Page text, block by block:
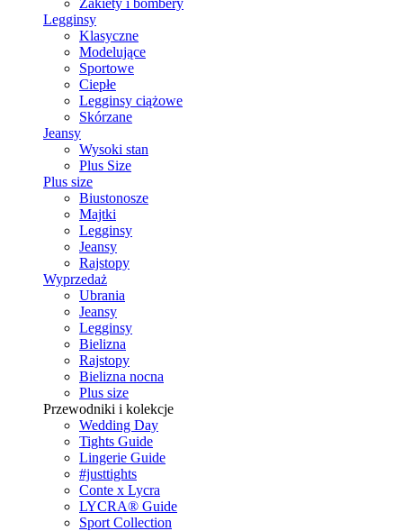
Żakiety i bombery
Legginsy
Klasyczne
Modelujące
Sportowe
Ciepłe
Legginsy ciążowe
Skórzane
Jeansy
Wysoki stan
Plus Size
Plus size
Biustonosze
Majtki
Legginsy
Jeansy
Rajstopy
Wyprzedaż
Ubrania
Jeansy
Legginsy
Bielizna
Rajstopy
Bielizna nocna
Plus size
Przewodniki i kolekcje
Wedding Day
Tights Guide
Lingerie Guide
#justtights
Conte x Lycra
LYCRA® Guide
Sport Сollection